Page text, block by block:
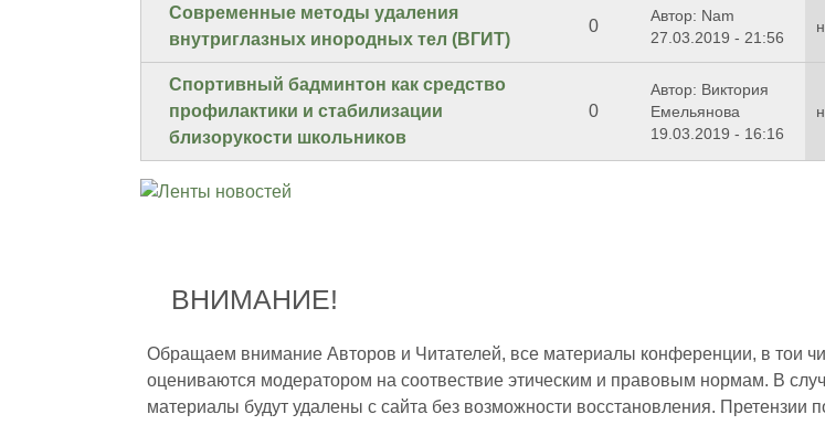
Современные методы удаления
внутриглазных инородных тел (ВГИТ)
0
Автор: Nam
27.03.2019 - 21:56
Спортивный бадминтон как средство
профилактики и стабилизации
близорукости школьников
0
Автор: Виктория
Емельянова
19.03.2019 - 16:16
ВНИМАНИЕ!
Обращаем внимание Авторов и Читателей, все материалы конференции, в тои
оцениваются модератором на соотвествие этическим и правовым нормам. В
материалы будут удалены с сайта без возможности восстановления. Претензии